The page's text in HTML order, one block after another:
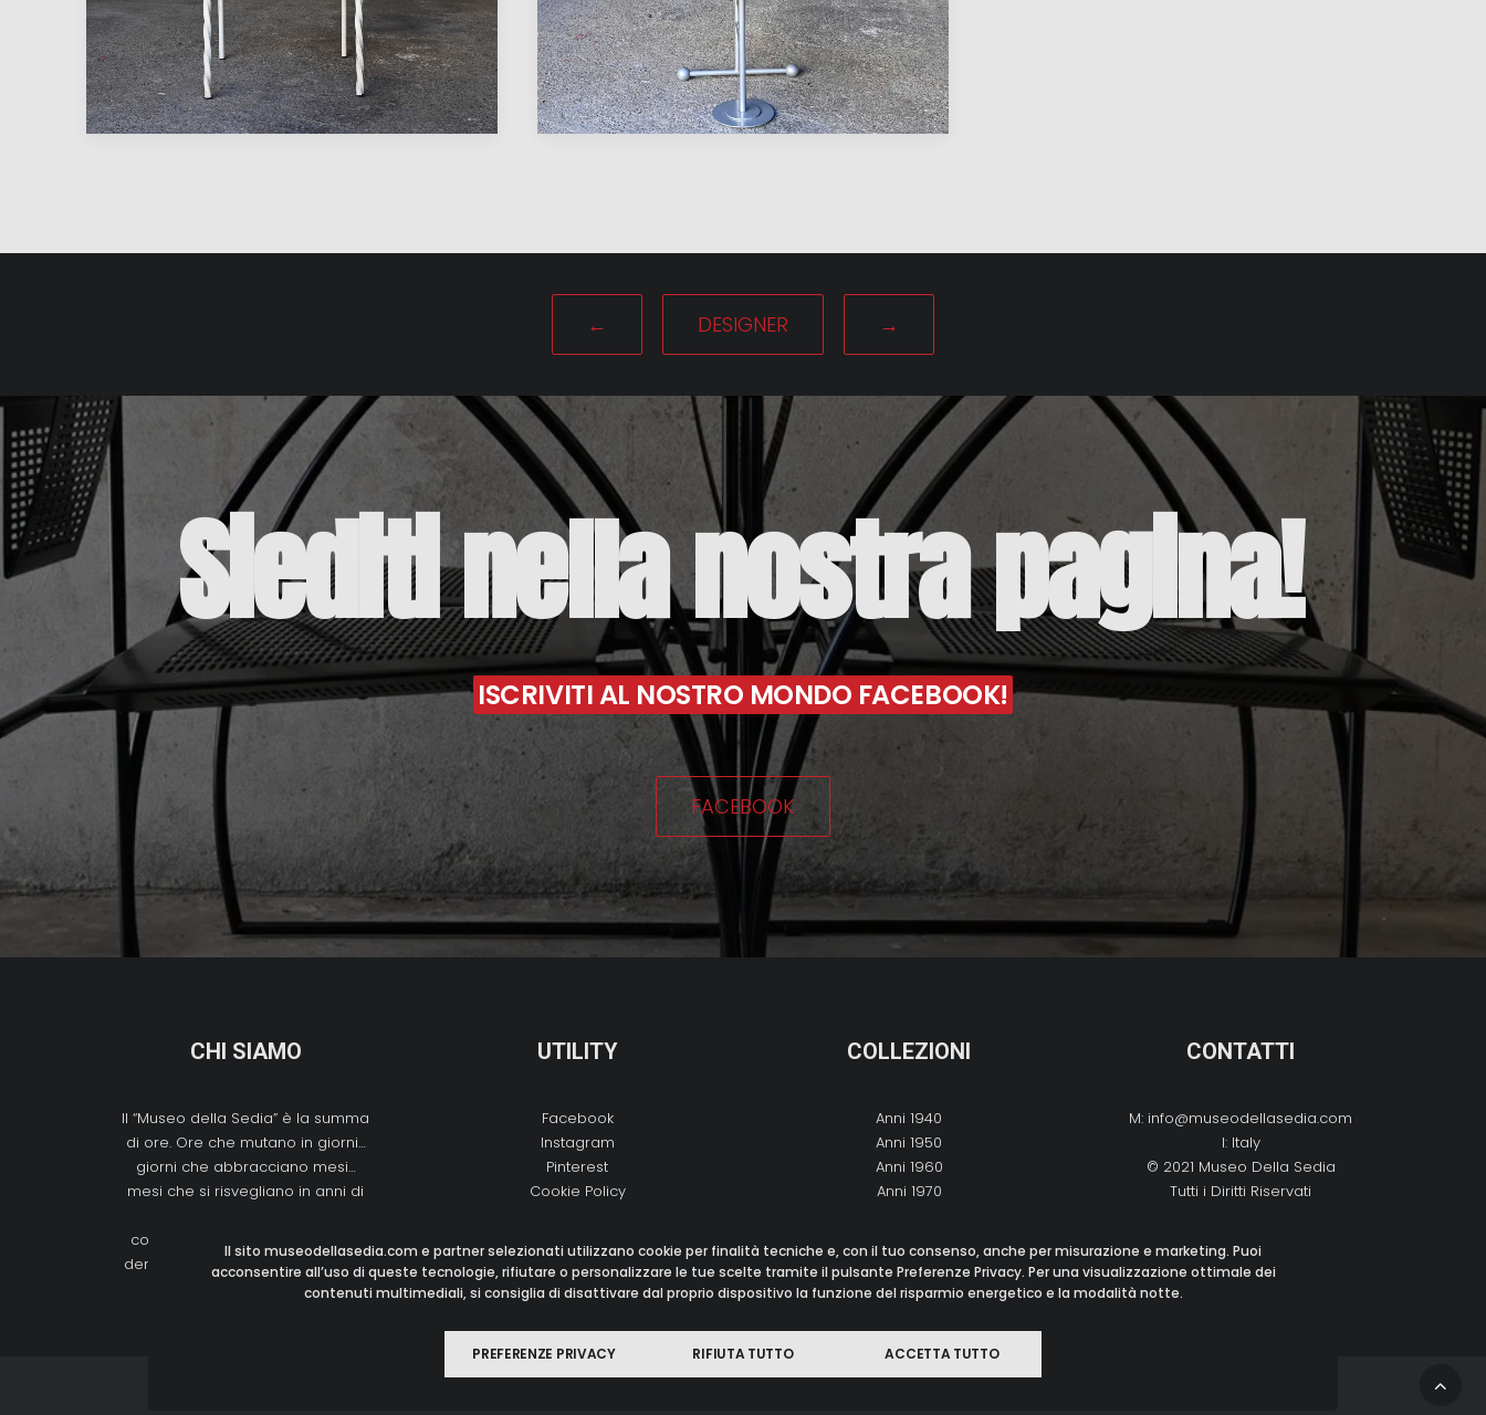
← DESIGNER →
Sieditinellanostrapagina!
ISCRIVITI AL NOSTRO MONDO FACEBOOK!
FACEBOOK
CHI SIAMO
Il “Museo della Sedia” è la summa
di ore. Ore che mutano in giorni…
giorni che abbracciano mesi…
mesi che si risvegliano in anni di
conoscenze, chilometri, incontri,
denari spesi (bene) nell’oggetto…
UTILITY
Facebook
Instagram
Pinterest
Cookie Policy
Preferenze Privacy
COLLEZIONI
Anni 1940
Anni 1950
Anni 1960
Anni 1970
Anni 2000
CONTATTI
M: info@museodellasedia.com
I: Italy
© 2021 Museo Della Sedia
Tutti i Diritti Riservati
Il sito museodellasedia.com e partner selezionati utilizzano cookie per finalità tecniche e, con il tuo consenso, anche per misurazione e marketing. Puoi
acconsentire all’uso di queste tecnologie, rifiutare o personalizzare le tue scelte tramite il pulsante Preferenze Privacy. Per una visualizzazione ottimale dei
contenuti multimediali, si consiglia di disattivare dal proprio dispositivo la funzione del risparmio energetico e la modalità notte.
PREFERENZE PRIVACY RIFIUTA TUTTO ACCETTA TUTTO